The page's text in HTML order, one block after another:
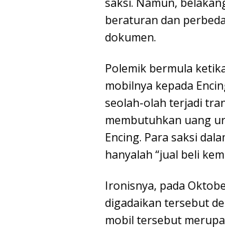
beraturan dan
dokumen.
Polemik bermula
mobilnya kepada
seolah-olah terjadi
membutuhkan uang
Encing. Para saksi
hanyalah “jual beli
Ironisnya, pada
digadaikan tersebut
mobil tersebut